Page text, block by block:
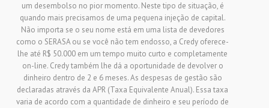
um desembolso no pior momento. Neste tipo de situação, é
quando mais precisamos de uma pequena injeção de capital.
Não importa se o seu nome está em uma lista de devedores
como o SERASA ou se você não tem endosso, a Credy oferece-
lhe até R$ 50.000 em um tempo muito curto e completamente
on-line. Credy também lhe dá a oportunidade de devolver o
dinheiro dentro de 2 e 6 meses. As despesas de gestão são
declaradas através da APR (Taxa Equivalente Anual). Essa taxa
varia de acordo com a quantidade de dinheiro e seu período de